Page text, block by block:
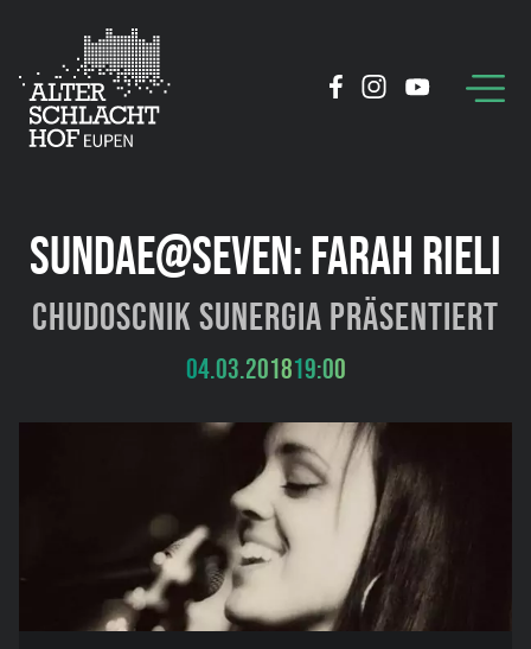
SUNDAE@SEVEN: FARAH RIELI
Chudoscnik Sunergia präsentiert
04.03.201819:00